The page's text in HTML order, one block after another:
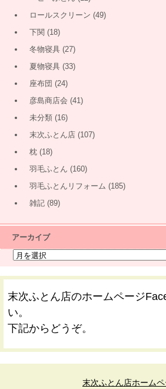
ロールスクリーン (49)
下関 (18)
冬物寝具 (27)
夏物寝具 (33)
座布団 (24)
彦島商店会 (41)
未分類 (16)
末次ふとん店 (107)
枕 (18)
羽毛ふとん (160)
羽毛ふとんリフォーム (185)
雑記 (89)
アーカイブ
末次ふとん店のホームページ
い。
下記からどうぞ。
末次ふとん店ホーム